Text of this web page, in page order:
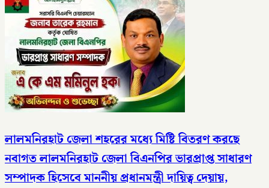
লালমনিরহাট জেলা শহরের মধ্যে মিষ্টি বিতরণ করছে
নবাগত লালমনিরহাট জেলা বিএনপির ভারপ্রাপ্ত সাধারণ
সম্পাদক হিসেবে মাননীয় প্রধানমন্ত্রী দায়িত্ব দেয়ায়,